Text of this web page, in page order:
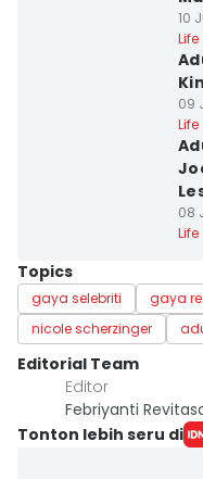
10
Life
09
Life
08
Life
Topics
gaya selebriti gaya
nicole scherzinger
Editorial Team
Editor
Febriyanti
Tonton lebih seru di